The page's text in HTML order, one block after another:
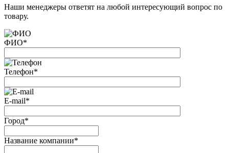
Наши менеджеры ответят на любой интересующий вопрос по
товару.
ФИО*
Телефон*
E-mail*
Город*
Название компании*